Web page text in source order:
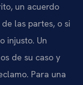
un acuerdo
las partes, o si
injusto. Un
de su caso y
Para una